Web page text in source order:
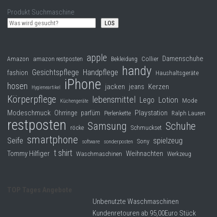
Produkt Suchmaschine
LOS
Amazon amazon restposten apple Bekleidung Collier Damenschuhe
fashion Gesichtspflege Handpflege handy Haushaltsgeräte
hosen Hygieneartikel iPhone jacken jeans Kerzen
Körperpflege Küchengeräte lebensmittel Lego Lotion Mode
Modeschmuck Ohrringe parfüm Perlenkette Playstation Ralph Lauren
restposten röcke Samsung Schmuckset Schuhe
Seife smartphone software sonderposten Sony spielzeug
Tommy Hilfiger t shirt Waschmaschinen Weihnachten Werkzeug
Unbenutzte Waschmaschinen
Kundenretouren ab 95,00Euro Stück